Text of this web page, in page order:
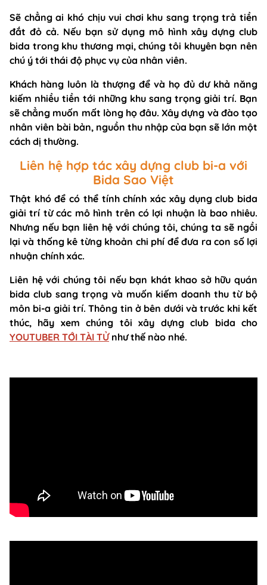
Sẽ chẳng ai khó chịu vui chơi khu sang trọng trả tiền
đắt đỏ cả. Nếu bạn sử dụng mô hình xây dựng club
bida trong khu thương mại, chúng tôi khuyên bạn nên
chú ý tới thái độ phục vụ của nhân viên.
Khách hàng luôn là thượng để và họ đủ dư khả năng
kiếm nhiều tiền tới những khu sang trọng giải trí. Bạn
sẽ chẳng muốn mất lòng họ đâu. Xây dựng và đào tạo
nhân viên bài bản, nguồn thu nhập của bạn sẽ lớn một
cách dị thường.
Liên hệ hợp tác xây dựng club bi-a với
Bida Sao Việt
Thật khó để có thể tính chính xác xây dụng club bida
giải trí từ các mô hình trên có lợi nhuận là bao nhiêu.
Nhưng nếu bạn liên hệ với chúng tôi, chúng ta sẽ ngồi
lại và thống kê từng khoản chi phí để đưa ra con số lợi
nhuận chính xác.
Liên hệ với chúng tôi nếu bạn khát khao sở hữu quán
bida club sang trọng và muốn kiếm doanh thu từ bộ
môn bi-a giải trí. Thông tin ở bên dưới và trước khi kết
thúc, hãy xem chúng tôi xây dựng club bida cho
YOUTUBER TỚI TÀI TỬnhư thế nào nhé.